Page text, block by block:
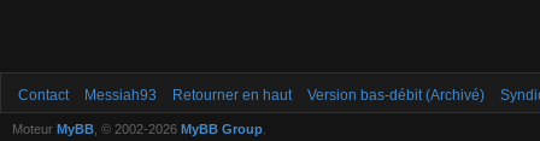
Contact Messiah93 Retourner en haut Version bas-débit (Archivé)
Moteur MyBB , © 2002-2026 MyBB Group